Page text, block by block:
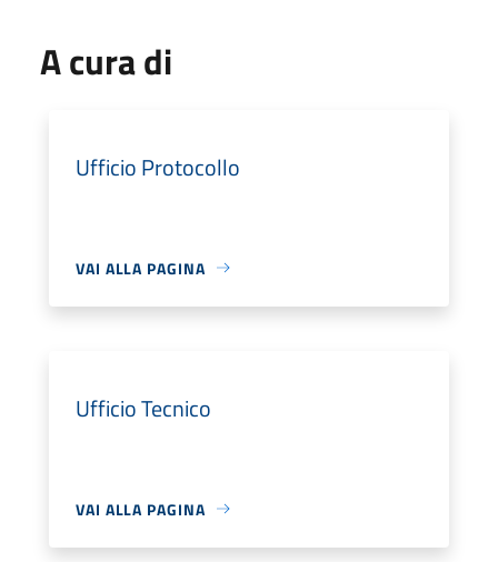
A cura di
Ufficio Protocollo
VAI ALLA PAGINA
Ufficio Tecnico
VAI ALLA PAGINA